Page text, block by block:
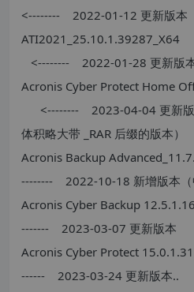
<-------- 2022-01-12 更新版本
<-------- 2022-01-28 更新版
Acronis Cyber Protect Home
<-------- 2023-04-04 更新版
体积略大带 _RAR 后缀的版本）
Acronis Backup
-------- 2022-10-18 新增版本（
Acronis Cyber Backup
------- 2023-03-07 更新版本
Acronis Cyber Protect
------ 2023-03-24 更新版本..